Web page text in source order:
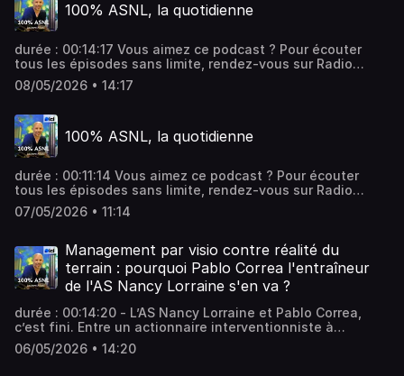
100% ASNL, la quotidienne
durée : 00:14:17 Vous aimez ce podcast ? Pour écouter
tous les épisodes sans limite, rendez-vous sur Radio
France
08/05/2026 • 14:17
100% ASNL, la quotidienne
durée : 00:11:14 Vous aimez ce podcast ? Pour écouter
tous les épisodes sans limite, rendez-vous sur Radio
France
07/05/2026 • 11:14
Management par visio contre réalité du
terrain : pourquoi Pablo Correa l'entraîneur
de l'AS Nancy Lorraine s'en va ?
durée : 00:14:20 - L’AS Nancy Lorraine et Pablo Correa,
c’est fini. Entre un actionnaire interventionniste à
distance et un club devenu une "coquille vide" malgré
l'effort des salariés, la rupture était inévitable. Ce choix
06/05/2026 • 14:20